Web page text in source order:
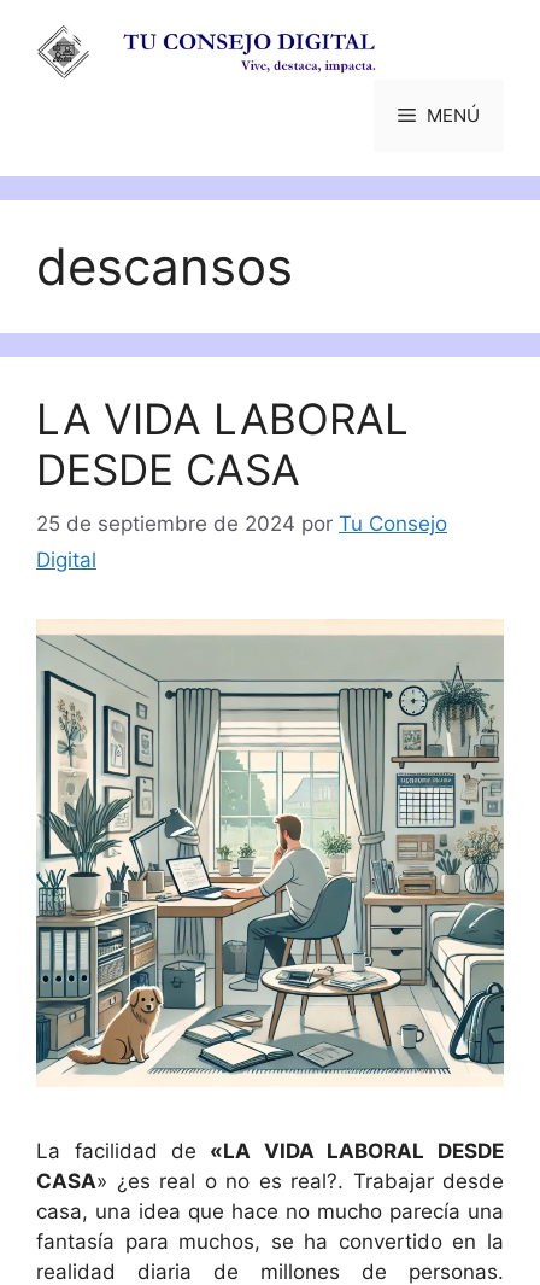
contenido
MENÚ
descansos
LA VIDA LABORAL
DESDE CASA
25 de septiembre de 2024 por Tu Consejo
Digital
La facilidad de «LA VIDA LABORAL DESDE
CASA» ¿es real o no es real?. Trabajar desde
casa, una idea que hace no mucho parecía una
fantasía para muchos, se ha convertido en la
realidad diaria de millones de personas.